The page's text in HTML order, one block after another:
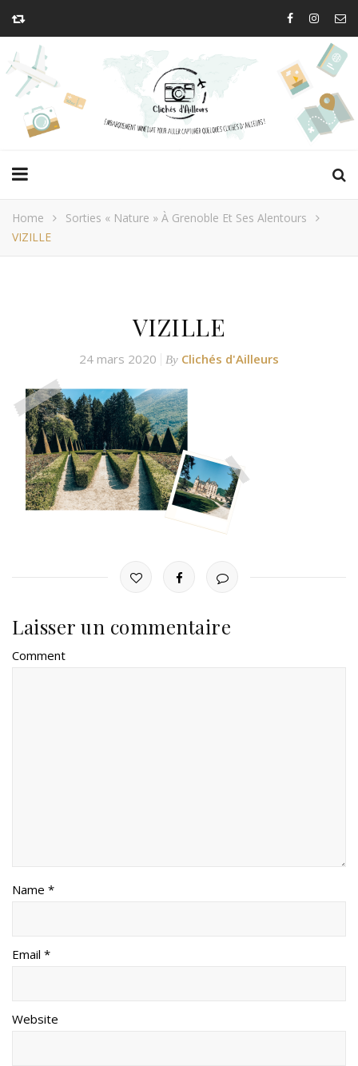
Home
Sorties « Nature » À Grenoble Et Ses Alentours
VIZILLE
VIZILLE
24 mars 2020 By Clichés d'Ailleurs
Laisser un commentaire
Comment
Name *
Email *
Website